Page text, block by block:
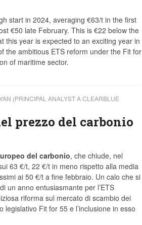
start in 2024, averaging €63/t in the first
€50 late February. This is €22 below the
this year is expected to an exciting year in
the ambitious ETS reform under the Fit for
of maritime sector.
(PRINCIPAL ANALYST A CLEARBLUE
prezzo del carbonio
del carbonio, che chiude, nel
63 €/t, 22 €/t in meno rispetto alla media
ai 50 €/t a fine febbraio. Un calo che si
un anno entusiasmante per l’ETS
riforma sul mercato di scambio dei
legislativo Fit for 55 e l’inclusione in esso